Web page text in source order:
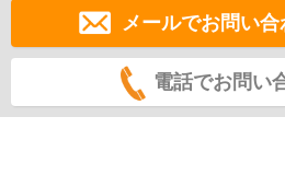
メールでお問い
電話でお問い